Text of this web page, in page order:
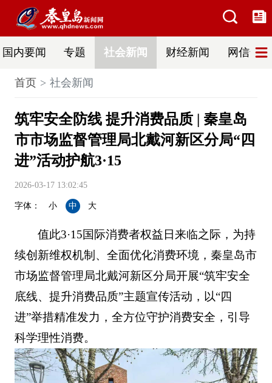
国内要闻 专题 社会新闻 财经新闻 网信普法
首页 社会新闻
筑牢安全防线 提升消费品质 | 秦皇岛
市市场监督管理局北戴河新区分局“四
进”活动护航3·15
2026-03-17 13:02:45
字体： 小 中 大
值此3·15国际消费者权益日来临之际，为持
续创新维权机制、全面优化消费环境，秦皇岛市
市场监督管理局北戴河新区分局开展“筑牢安全
底线、提升消费品质”主题宣传活动，以“四
进”举措精准发力，全方位守护消费安全，引导
科学理性消费。